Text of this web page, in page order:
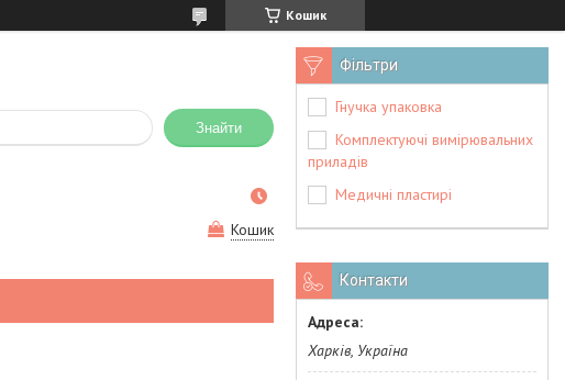
Кошик
Знайти
Кошик
Фільтри
Гнучка упаковка
Комплектуючі вимірювальних
приладів
Медичні пластирі
Контакти
Харків, Україна